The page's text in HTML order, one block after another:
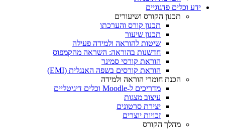
ידע וכלים פדגוגיים
תכנון הקורס ושיעורים
תכנון קורס והערכתו
תכנון שיעור
שיטות להוראה ולמידה פעילה
חדשנות בהוראה: השראה מהקמפוס
הוראת קורסי סמינר
הוראת קורסים בשפה האנגלית (EMI)
הכנת חומרי הוראה ולמידה
מדריכים ל-Moodle וכלים דיגיטליים
עיצוב מצגות
יצירת סרטונים
זכויות יוצרים
מהלך הקורס